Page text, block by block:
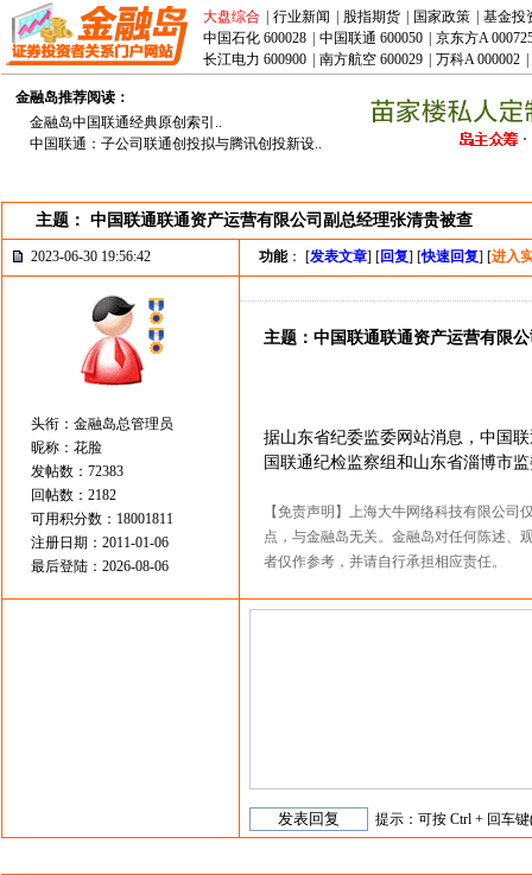
大盘综合 行业新闻 股指期货 国家政策
基金投
中国石化 600028
中国联通 600050
京东方A
长江电力 600900
南方航空 600029 万科A 000002
金融岛推荐阅读：
金融岛中国联通经典原创索引..
中国联通：子公司联通创投拟与腾讯创投新设..
主题： 中国联通联通资产运营有限公司副总经理张清贵被查
2023-06-30 19:56:42 功能： [发表文章] [回复] [快速回复] [进入
头衔：金融岛总管理员
昵称：花脸
发帖数：72383
回帖数：2182
可用积分数：18001811
注册日期：2011-01-06
最后登陆：2026-08-06
主题：中国联通联通资产运营有限
据山东省纪委监委网站消息，中国
国联通纪检监察组和山东省淄博市
【免责声明】上海大牛网络科技有限公
点，与金融岛无关。金融岛对任何陈述、
者仅作参考，并请自行承担相应责任。
提示：可按 Ctrl + 回车